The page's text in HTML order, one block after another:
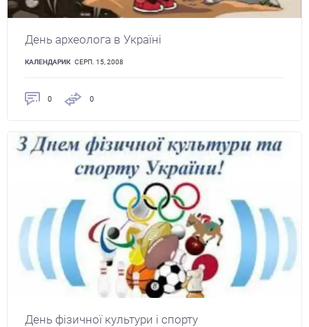
День археолога в Україні
КАЛЕНДАРИК СЕРП. 15, 2008
0 0
День фізичної культури і спорту